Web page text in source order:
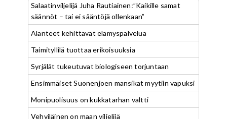
Salaatinviljelijä Juha Rautiainen:”Kaikille samat
säännöt – tai ei sääntöjä ollenkaan”
Alanteet kehittävät elämyspalvelua
Taimityllilä tuottaa erikoisuuksia
Syrjälät tukeutuvat biologiseen torjuntaan
Ensimmäiset Suonenjoen mansikat myytiin vapuksi
Monipuolisuus on kukkatarhan valtti
Vehviläinen on maan viljelijä